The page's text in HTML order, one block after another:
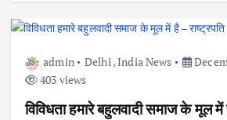
admin Delhi,India News
403 views
विविधता हमारे बहुलवादी समाज के मूल में